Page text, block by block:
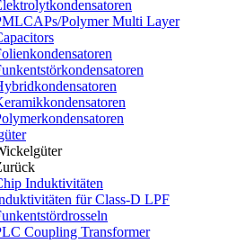
Polymer Multi Layer
Induktivitäten
für Class-D LPF
Coupling Transformer